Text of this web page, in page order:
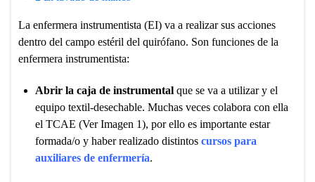
La enfermera instrumentista (EI) va a realizar sus acciones
dentro del campo estéril del quirófano. Son funciones de la
enfermera instrumentista:
Abrir la caja de instrumentalque se va a utilizar y el
equipo textil-desechable. Muchas veces colabora con ella
el TCAE (Ver Imagen 1), por ello es importante estar
formada/o y haber realizado distintos cursos para
auxiliares de enfermería.